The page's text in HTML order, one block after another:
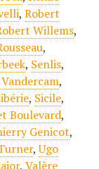
, Robert
Willems,
,
, Senlis,
,
, Sicile,
Boulevard,
Genicot,
,Ugo
, Valère